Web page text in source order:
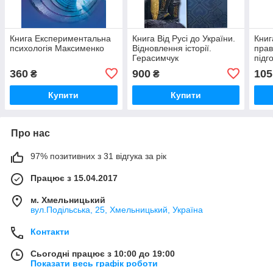
Книга Експериментальна
психологія Максименко
360 ₴
Купити
Книга Від Русі до України.
Відновлення історії.
Герасимчук
900₴
Купити
105
Про нас
97% позитивних з 31 відгука за рік
Працює з 15.04.2017
м. Хмельницький
вул.Подільська, 25, Хмельницький, Україна
Контакти
Сьогодні працює з 10:00 до 19:00
Показати весь графік роботи